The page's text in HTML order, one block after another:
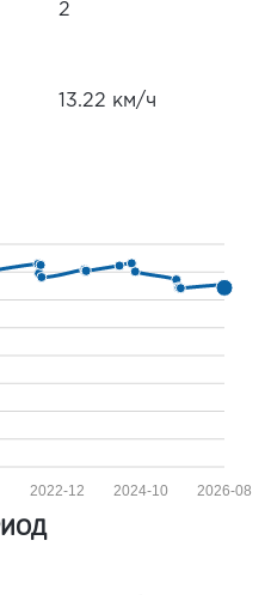
2
13.22 км/ч
2026-08
2024-10
2022-12